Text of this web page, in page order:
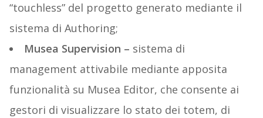
“touchless” del progetto generato mediante il
sistema di Authoring;
Musea Supervision – sistema di
management attivabile mediante apposita
funzionalità su Musea Editor, che consente ai
gestori di visualizzare lo stato dei totem, di